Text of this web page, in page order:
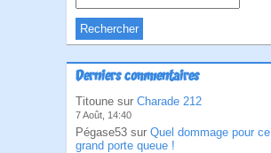
Derniers commentaires
Titoune sur Charade 212
7 Août, 14:40
Pégase53 sur Quel dommage pour ce
grand porte queue !